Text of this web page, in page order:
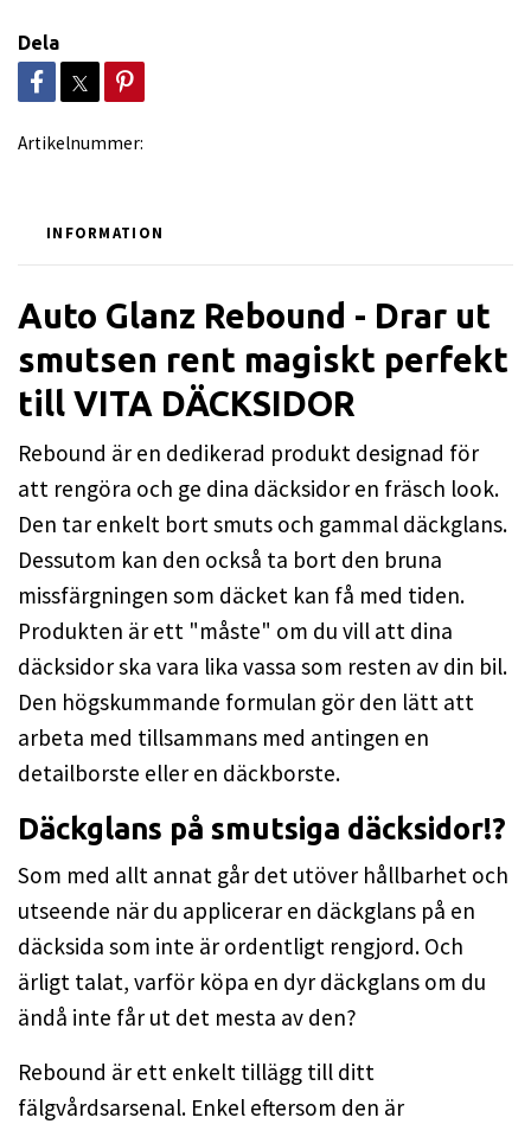
Dela
Artikelnummer:
INFORMATION
Auto Glanz Rebound - Drar ut
smutsen rent magiskt perfekt
till VITA DÄCKSIDOR
Rebound är en dedikerad produkt designad för
att rengöra och ge dina däcksidor en fräsch look.
Den tar enkelt bort smuts och gammal däckglans.
Dessutom kan den också ta bort den bruna
missfärgningen som däcket kan få med tiden.
Produkten är ett "måste" om du vill att dina
däcksidor ska vara lika vassa som resten av din bil.
Den högskummande formulan gör den lätt att
arbeta med tillsammans med antingen en
detailborste eller en däckborste.
Däckglans på smutsiga däcksidor!?
Som med allt annat går det utöver hållbarhet och
utseende när du applicerar en däckglans på en
däcksida som inte är ordentligt rengjord. Och
ärligt talat, varför köpa en dyr däckglans om du
ändå inte får ut det mesta av den?
Rebound är ett enkelt tillägg till ditt
fälgvårdsarsenal. Enkel eftersom den är